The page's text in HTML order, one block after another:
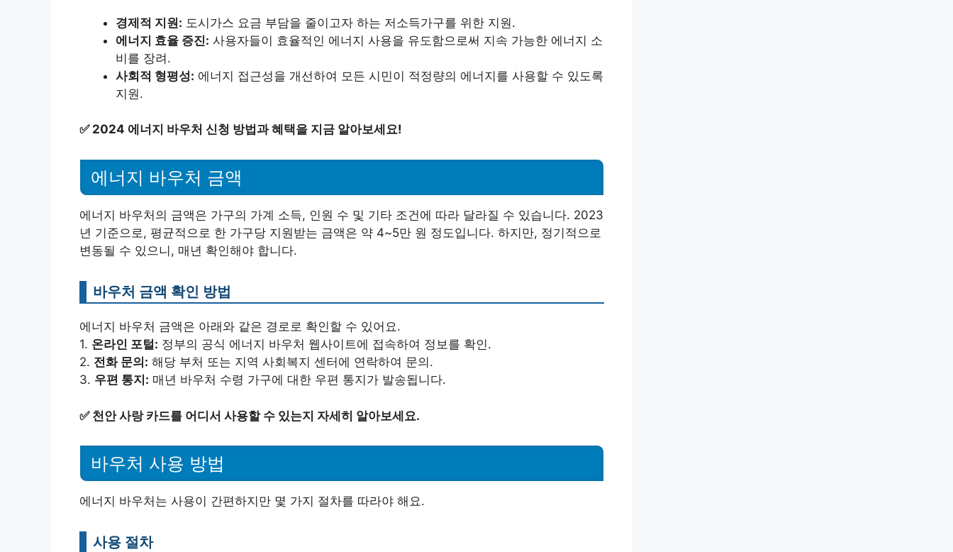
경제적 지원: 도시가스 요금 부담을 줄이고자 하는 저소득가구를 위한 지원.
에너지 효율 증진: 사용자들이 효율적인 에너지 사용을 유도함으로써 지속 가능한 에너지 소
비를 장려.
사회적 형평성: 에너지 접근성을 개선하여 모든 시민이 적정량의 에너지를 사용할 수 있도록
지원.
✅ 2024 에너지 바우처 신청 방법과 혜택을 지금 알아보세요!
에너지 바우처 금액
에너지 바우처의 금액은 가구의 가계 소득, 인원 수 및 기타 조건에 따라 달라질 수 있습니다. 2023
년 기준으로, 평균적으로 한 가구당 지원받는 금액은 약 4~5만 원 정도입니다. 하지만, 정기적으로
변동될 수 있으니, 매년 확인해야 합니다.
바우처 금액 확인 방법
에너지 바우처 금액은 아래와 같은 경로로 확인할 수 있어요.
1. 온라인 포털: 정부의 공식 에너지 바우처 웹사이트에 접속하여 정보를 확인.
2. 전화 문의: 해당 부처 또는 지역 사회복지 센터에 연락하여 문의.
3. 우편 통지: 매년 바우처 수령 가구에 대한 우편 통지가 발송됩니다.
✅ 천안 사랑 카드를 어디서 사용할 수 있는지 자세히 알아보세요.
바우처 사용 방법
에너지 바우처는 사용이 간편하지만 몇 가지 절차를 따라야 해요.
사용 절차